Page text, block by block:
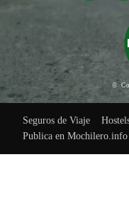
©
Seguros de Viaje
Publica en Mochilero.info